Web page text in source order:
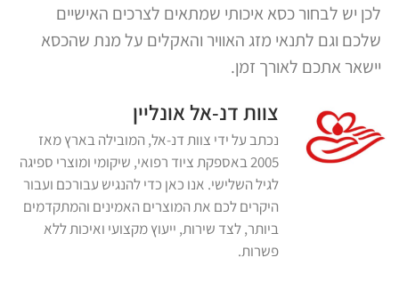
לכן יש לבחור כסא איכותי שמתאים לצרכים האישיים
שלכם וגם לתנאי מזג האוויר והאקלים על מנת שהכסא
יישאר אתכם לאורך זמן.
צוות דנ-אל אונליין
נכתב על ידי צוות דנ-אל, המובילה בארץ מאז
2005 באספקת ציוד רפואי, שיקומי ומוצרי ספיגה
לגיל השלישי. אנו כאן כדי להנגיש עבורכם ועבור
היקרים לכם את המוצרים האמינים והמתקדמים
ביותר, לצד שירות, ייעוץ מקצועי ואיכות ללא
פשרות.